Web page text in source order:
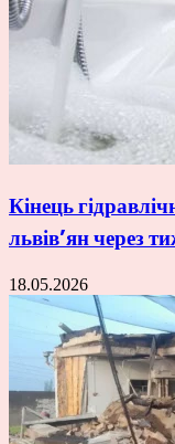
Кінець
львів’ян через
18.05.2026